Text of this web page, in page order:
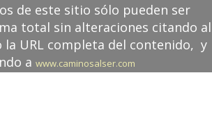
de este sitio sólo pueden ser
total sin alteraciones citando al
URL completa del contenido, y
a www.caminosalser.com